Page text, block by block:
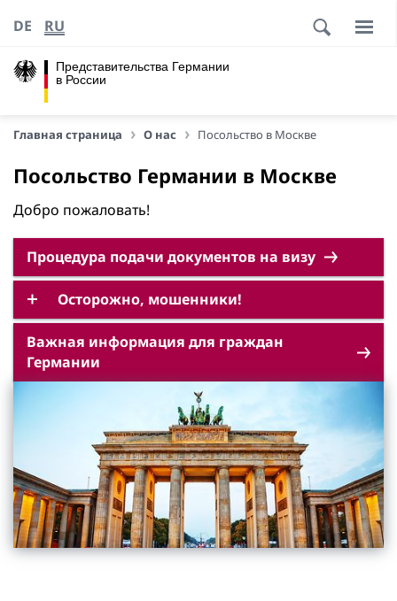
Представительства Германии
в России
DE RU
Главная страница О нас Посольство в Москве
Посольство Германии в Москве
Добро пожаловать!
Процедура подачи документов на визу
Осторожно, мошенники!
Важная информация для граждан
Германии